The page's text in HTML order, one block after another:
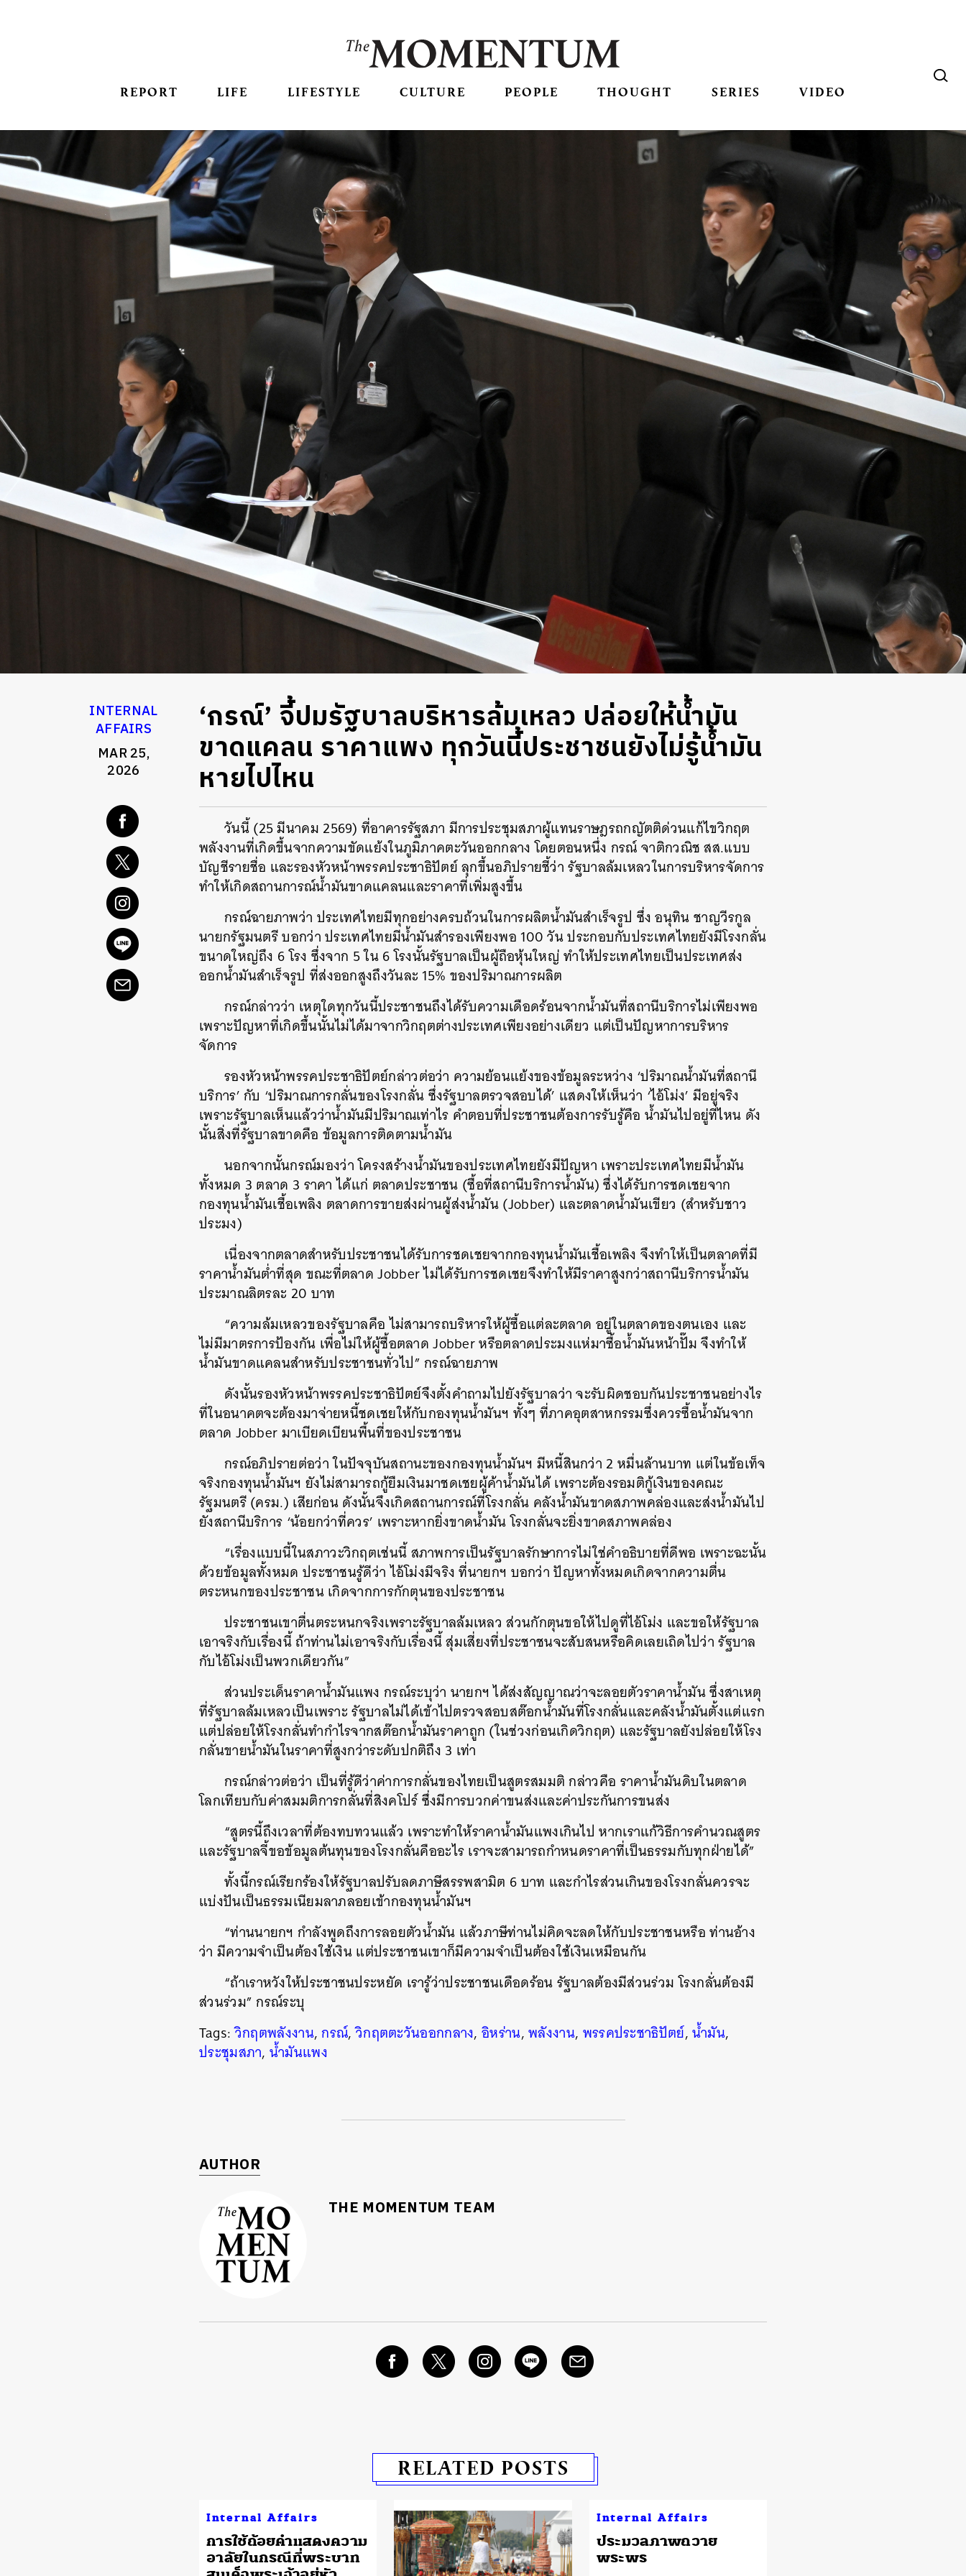
REPORT LIFE LIFESTYLE CULTURE PEOPLE THOUGHT SERIES VIDEO
INTERNAL
AFFAIRS
MAR 25,
2026
‘กรณ์’ จี้ปมรัฐบาลบริหารล้มเหลว ปล่อยให้น้ำมัน
ขาดแคลน ราคาแพง ทุกวันนี้ประชาชนยังไม่รู้น้ำมัน
หายไปไหน
วันนี้ (25 มีนาคม 2569) ที่อาคารรัฐสภา มีการประชุมสภาผู้แทนราษฎรถกญัตติด่วนแก้ไขวิกฤต
พลังงานที่เกิดขึ้นจากความขัดแย้งในภูมิภาคตะวันออกกลาง โดยตอนหนึ่ง กรณ์ จาติกวณิช สส.แบบ
บัญชีรายชื่อ และรองหัวหน้าพรรคประชาธิปัตย์ ลุกขึ้นอภิปรายชี้ว่า รัฐบาลล้มเหลวในการบริหารจัดการ
ทำให้เกิดสถานการณ์น้ำมันขาดแคลนและราคาที่เพิ่มสูงขึ้น
กรณ์ฉายภาพว่า ประเทศไทยมีทุกอย่างครบถ้วนในการผลิตน้ำมันสำเร็จรูป ซึ่ง อนุทิน ชาญวีรกูล
นายกรัฐมนตรี บอกว่า ประเทศไทยมีน้ำมันสำรองเพียงพอ 100 วัน ประกอบกับประเทศไทยยังมีโรงกลั่น
ขนาดใหญ่ถึง 6 โรง ซึ่งจาก 5 ใน 6 โรงนั้นรัฐบาลเป็นผู้ถือหุ้นใหญ่ ทำให้ประเทศไทยเป็นประเทศส่ง
ออกน้ำมันสำเร็จรูป ที่ส่งออกสูงถึงวันละ 15% ของปริมาณการผลิต
กรณ์กล่าวว่า เหตุใดทุกวันนี้ประชาชนถึงได้รับความเดือดร้อนจากน้ำมันที่สถานีบริการไม่เพียงพอ
เพราะปัญหาที่เกิดขึ้นนั้นไม่ได้มาจากวิกฤตต่างประเทศเพียงอย่างเดียว แต่เป็นปัญหาการบริหาร
จัดการ
รองหัวหน้าพรรคประชาธิปัตย์กล่าวต่อว่า ความย้อนแย้งของข้อมูลระหว่าง ‘ปริมาณน้ำมันที่สถานี
บริการ’ กับ ‘ปริมาณการกลั่นของโรงกลั่น ซึ่งรัฐบาลตรวจสอบได้’ แสดงให้เห็นว่า ‘ไอ้โม่ง’ มีอยู่จริง
เพราะรัฐบาลเห็นแล้วว่าน้ำมันมีปริมาณเท่าไร คำตอบที่ประชาชนต้องการรับรู้คือ น้ำมันไปอยู่ที่ไหน ดัง
นั้นสิ่งที่รัฐบาลขาดคือ ข้อมูลการติดตามน้ำมัน
นอกจากนั้นกรณ์มองว่า โครงสร้างน้ำมันของประเทศไทยยังมีปัญหา เพราะประเทศไทยมีน้ำมัน
ทั้งหมด 3 ตลาด 3 ราคา ได้แก่ ตลาดประชาชน (ซื้อที่สถานีบริการน้ำมัน) ซึ่งได้รับการชดเชยจาก
กองทุนน้ำมันเชื้อเพลิง ตลาดการขายส่งผ่านผู้ส่งน้ำมัน (Jobber) และตลาดน้ำมันเขียว (สำหรับชาว
ประมง)
เนื่องจากตลาดสำหรับประชาชนได้รับการชดเชยจากกองทุนน้ำมันเชื้อเพลิง จึงทำให้เป็นตลาดที่มี
ราคาน้ำมันต่ำที่สุด ขณะที่ตลาด Jobber ไม่ได้รับการชดเชยจึงทำให้มีราคาสูงกว่าสถานีบริการน้ำมัน
ประมาณลิตรละ 20 บาท
“ความล้มเหลวของรัฐบาลคือ ไม่สามารถบริหารให้ผู้ซื้อแต่ละตลาด อยู่ในตลาดของตนเอง และ
ไม่มีมาตรการป้องกัน เพื่อไม่ให้ผู้ซื้อตลาด Jobber หรือตลาดประมงแห่มาซื้อน้ำมันหน้าปั๊ม จึงทำให้
น้ำมันขาดแคลนสำหรับประชาชนทั่วไป” กรณ์ฉายภาพ
ดังนั้นรองหัวหน้าพรรคประชาธิปัตย์จึงตั้งคำถามไปยังรัฐบาลว่า จะรับผิดชอบกันประชาชนอย่างไร
ที่ในอนาคตจะต้องมาจ่ายหนี้ชดเชยให้กับกองทุนน้ำมันฯ ทั้งๆ ที่ภาคอุตสาหกรรมซึ่งควรซื้อน้ำมันจาก
ตลาด Jobber มาเบียดเบียนพื้นที่ของประชาชน
กรณ์อภิปรายต่อว่า ในปัจจุบันสถานะของกองทุนน้ำมันฯ มีหนี้สินกว่า 2 หมื่นล้านบาท แต่ในข้อเท็จ
จริงกองทุนน้ำมันฯ ยังไม่สามารถกู้ยืมเงินมาชดเชยผู้ค้าน้ำมันได้ เพราะต้องรอมติกู้เงินของคณะ
รัฐมนตรี (ครม.) เสียก่อน ดังนั้นจึงเกิดสถานการณ์ที่โรงกลั่น คลังน้ำมันขาดสภาพคล่องและส่งน้ำมันไป
ยังสถานีบริการ ‘น้อยกว่าที่ควร’ เพราะหากยิ่งขาดน้ำมัน โรงกลั่นจะยิ่งขาดสภาพคล่อง
“เรื่องแบบนี้ในสภาวะวิกฤตเช่นนี้ สภาพการเป็นรัฐบาลรักษาการไม่ใช่คำอธิบายที่ดีพอ เพราะฉะนั้น
ด้วยข้อมูลทั้งหมด ประชาชนรู้ดีว่า ไอ้โม่งมีจริง ที่นายกฯ บอกว่า ปัญหาทั้งหมดเกิดจากความตื่น
ตระหนกของประชาชน เกิดจากการกักตุนของประชาชน
ประชาชนเขาตื่นตระหนกจริงเพราะรัฐบาลล้มเหลว ส่วนกักตุนขอให้ไปดูที่ไอ้โม่ง และขอให้รัฐบาล
เอาจริงกับเรื่องนี้ ถ้าท่านไม่เอาจริงกับเรื่องนี้ สุ่มเสี่ยงที่ประชาชนจะสับสนหรือคิดเลยเถิดไปว่า รัฐบาล
กับไอ้โม่งเป็นพวกเดียวกัน”
ส่วนประเด็นราคาน้ำมันแพง กรณ์ระบุว่า นายกฯ ได้ส่งสัญญาณว่าจะลอยตัวราคาน้ำมัน ซึ่งสาเหตุ
ที่รัฐบาลล้มเหลวเป็นเพราะ รัฐบาลไม่ได้เข้าไปตรวจสอบสต๊อกน้ำมันที่โรงกลั่นและคลังน้ำมันตั้งแต่แรก
แต่ปล่อยให้โรงกลั่นทำกำไรจากสต๊อกน้ำมันราคาถูก (ในช่วงก่อนเกิดวิกฤต) และรัฐบาลยังปล่อยให้โรง
กลั่นขายน้ำมันในราคาที่สูงกว่าระดับปกติถึง 3 เท่า
กรณ์กล่าวต่อว่า เป็นที่รู้ดีว่าค่าการกลั่นของไทยเป็นสูตรสมมติ กล่าวคือ ราคาน้ำมันดิบในตลาด
โลกเทียบกับค่าสมมติการกลั่นที่สิงคโปร์ ซึ่งมีการบวกค่าขนส่งและค่าประกันการขนส่ง
“สูตรนี้ถึงเวลาที่ต้องทบทวนแล้ว เพราะทำให้ราคาน้ำมันแพงเกินไป หากเราแก้วิธีการคำนวณสูตร
และรัฐบาลจี้ขอข้อมูลต้นทุนของโรงกลั่นคืออะไร เราจะสามารถกำหนดราคาที่เป็นธรรมกับทุกฝ่ายได้”
ทั้งนี้กรณ์เรียกร้องให้รัฐบาลปรับลดภาษีสรรพสามิต 6 บาท และกำไรส่วนเกินของโรงกลั่นควรจะ
แบ่งปันเป็นธรรมเนียมลาภลอยเข้ากองทุนน้ำมันฯ
“ท่านนายกฯ กำลังพูดถึงการลอยตัวน้ำมัน แล้วภาษีท่านไม่คิดจะลดให้กับประชาชนหรือ ท่านอ้าง
ว่า มีความจำเป็นต้องใช้เงิน แต่ประชาชนเขาก็มีความจำเป็นต้องใช้เงินเหมือนกัน
“ถ้าเราหวังให้ประชาชนประหยัด เรารู้ว่าประชาชนเดือดร้อน รัฐบาลต้องมีส่วนร่วม โรงกลั่นต้องมี
ส่วนร่วม” กรณ์ระบุ
Tags:วิกฤตพลังงาน,กรณ์,วิกฤตตะวันออกกลาง,อิหร่าน,พลังงาน, พรรคประชาธิปัตย์,น้ำมัน,
ประชุมสภา,น้ำมันแพง
AUTHOR
THE MOMENTUM TEAM
RELATED POSTS
Internal Affairs
การใช้ถ้อยคำแสดงความ
อาลัยในกรณีที่พระบาท
Internal Affairs
ประมวลภาพถวาย
พระพร
ค้นหา
SHARE TWEET LINE